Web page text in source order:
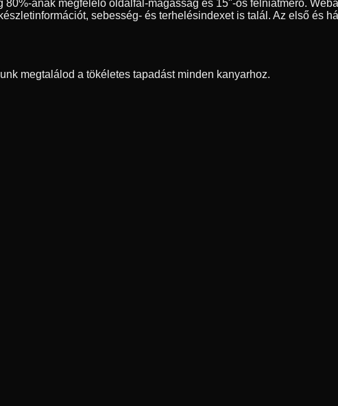
80%-ának megfelelő oldalfal-magasság és 15"-os felniátmérő.
sebesség- és terhelésindexet is talál. Az első és
megtalálod a tökéletes tapadást minden kanyarhoz.